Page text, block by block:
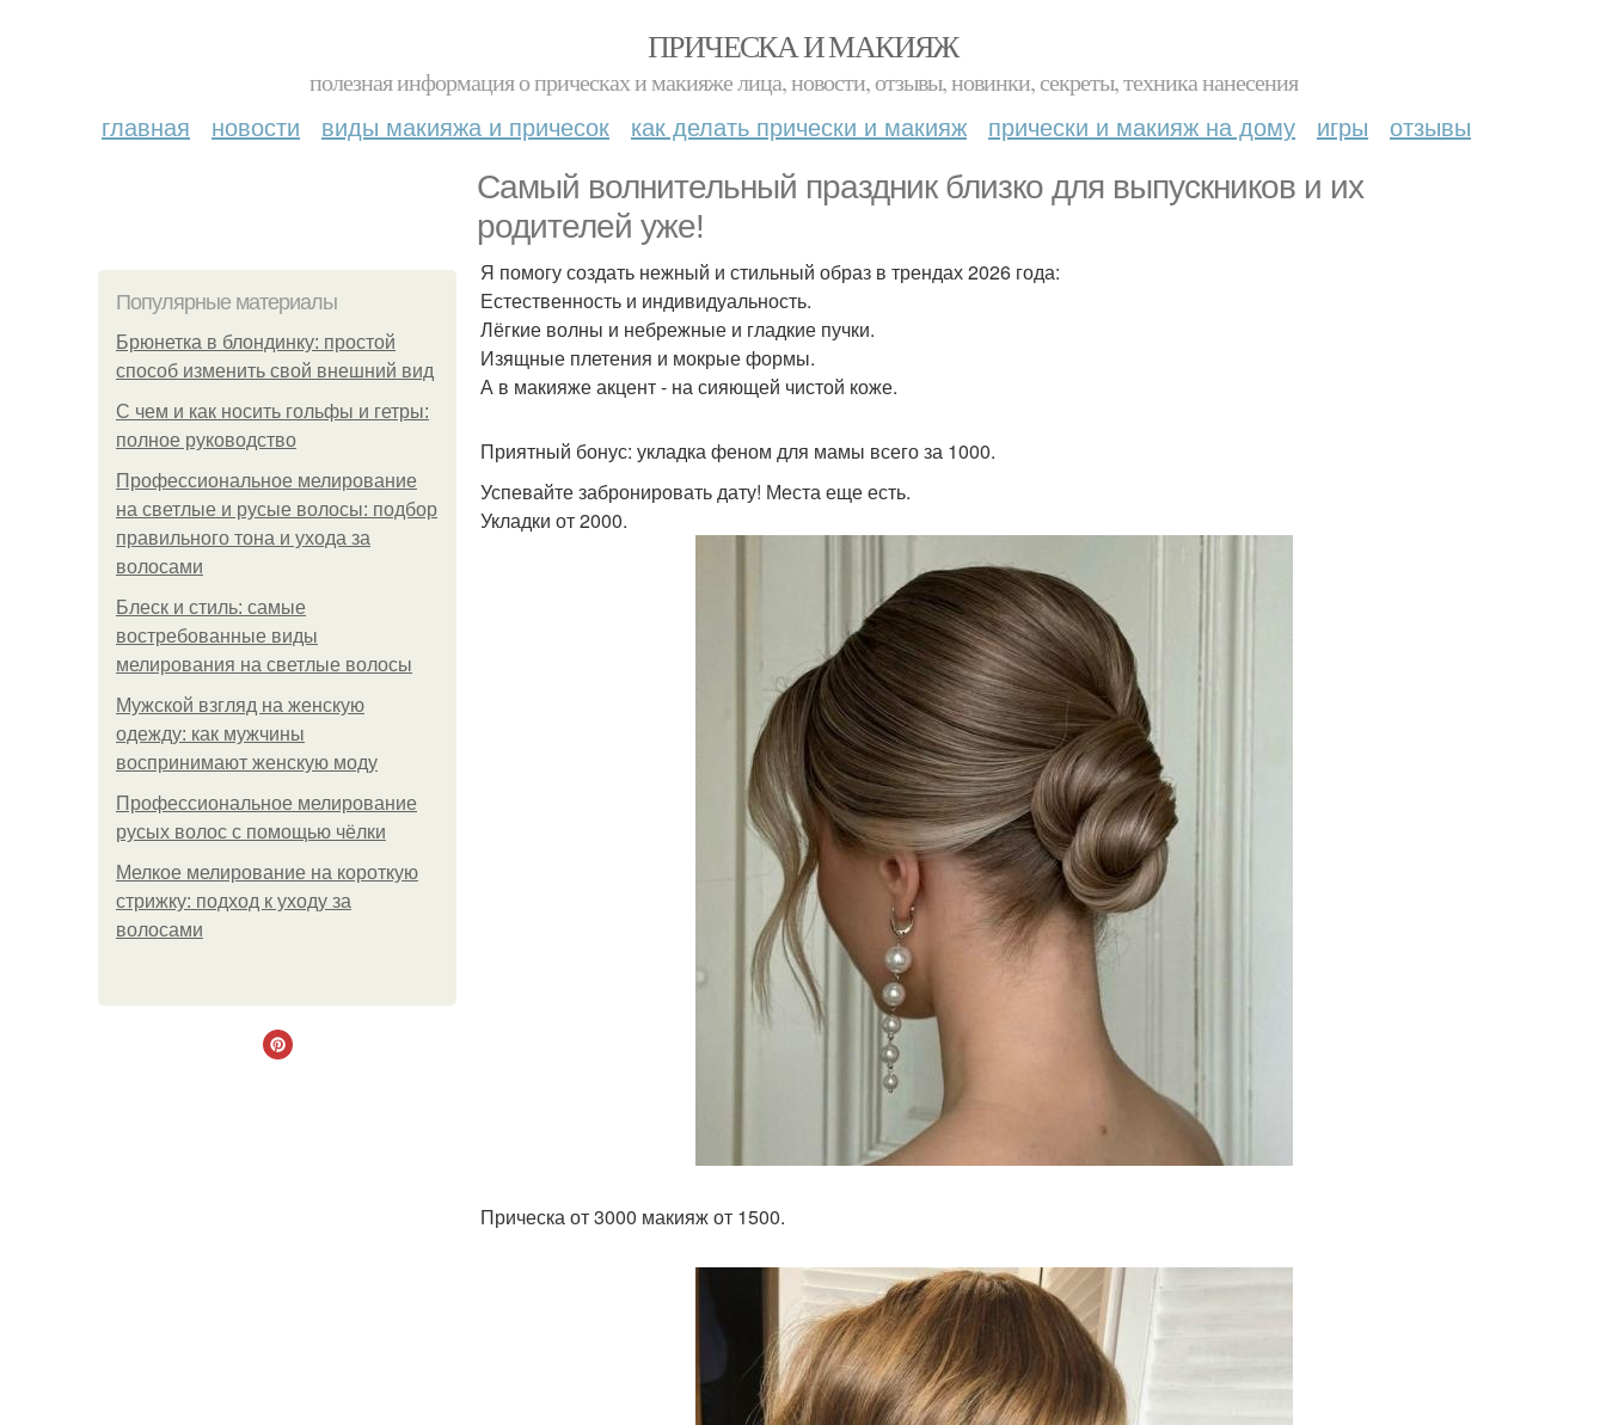
ПРИЧЕСКА И МАКИЯЖ
полезная информация о прическах и макияже лица, новости, отзывы, новинки, секреты, техника нанесения
главная новости виды макияжа и причесок как делать прически и макияж прически и макияж на дому игры отзывы
Самый волнительный праздник близко для выпускников и их
родителей уже!
Популярные материалы
Брюнетка в блондинку: простой
способ изменить свой внешний вид
С чем и как носить гольфы и гетры:
полное руководство
Профессиональное мелирование
на светлые и русые волосы: подбор
правильного тона и ухода за
волосами
Блеск и стиль: самые
востребованные виды
мелирования на светлые волосы
Мужской взгляд на женскую
одежду: как мужчины
воспринимают женскую моду
Профессиональное мелирование
русых волос с помощью чёлки
Мелкое мелирование на короткую
стрижку: подход к уходу за
волосами
Я помогу создать нежный и стильный образ в трендах 2026 года:
Естественность и индивидуальность.
Лёгкие волны и небрежные и гладкие пучки.
Изящные плетения и мокрые формы.
А в макияже акцент - на сияющей чистой коже.
Приятный бонус: укладка феном для мамы всего за 1000.
Успевайте забронировать дату! Места еще есть.
Укладки от 2000.
Прическа от 3000 макияж от 1500.